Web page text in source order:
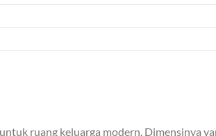
ruang keluarga modern. Dimensinya